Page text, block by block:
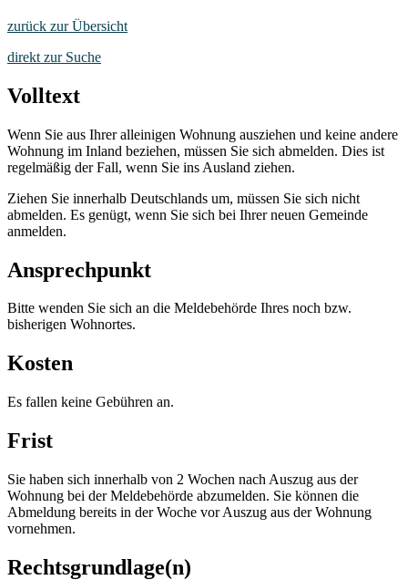
zurück zur Übersicht
direkt zur Suche
Volltext
Wenn Sie aus Ihrer alleinigen Wohnung ausziehen und keine andere
Wohnung im Inland beziehen, müssen Sie sich abmelden. Dies ist
regelmäßig der Fall, wenn Sie ins Ausland ziehen.
Ziehen Sie innerhalb Deutschlands um, müssen Sie sich nicht
abmelden. Es genügt, wenn Sie sich bei Ihrer neuen Gemeinde
anmelden.
Ansprechpunkt
Bitte wenden Sie sich an die Meldebehörde Ihres noch bzw.
bisherigen Wohnortes.
Kosten
Es fallen keine Gebühren an.
Frist
Sie haben sich innerhalb von 2 Wochen nach Auszug aus der
Wohnung bei der Meldebehörde abzumelden. Sie können die
Abmeldung bereits in der Woche vor Auszug aus der Wohnung
vornehmen.
Rechtsgrundlage(n)